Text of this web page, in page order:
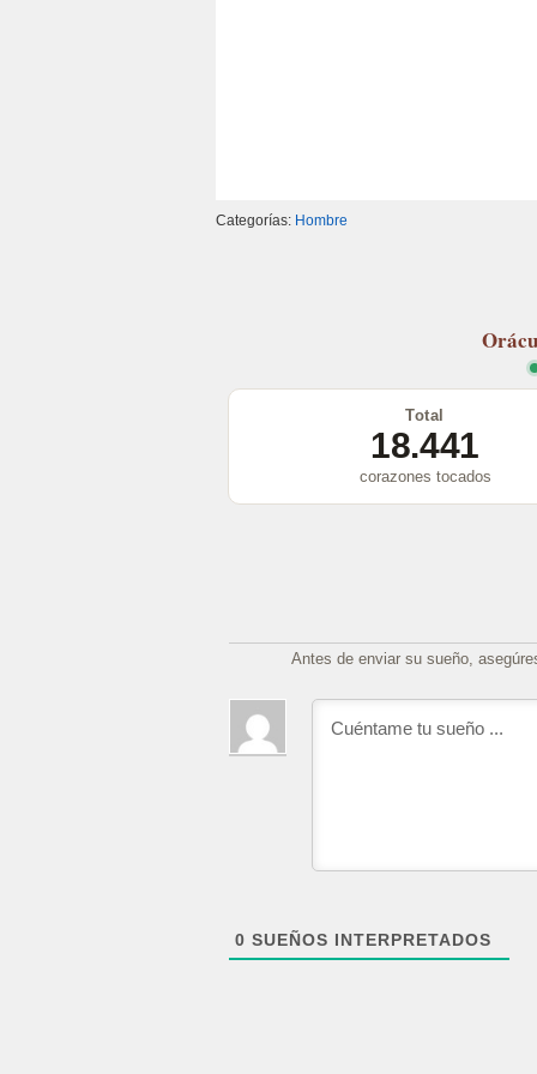
Categorías: Hombre
Total
18.441
corazones tocados
Antes de enviar su sueño,
0 SUEÑOS INTERPRETADOS